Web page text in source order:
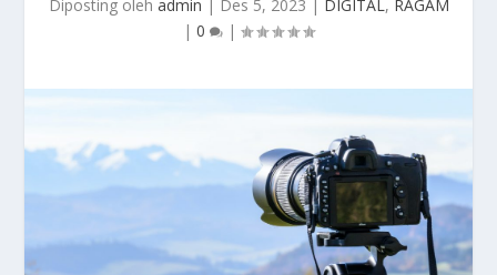
Diposting oleh admin | Des 5, 2023 | DIGITAL, RAGAM
| 0 |